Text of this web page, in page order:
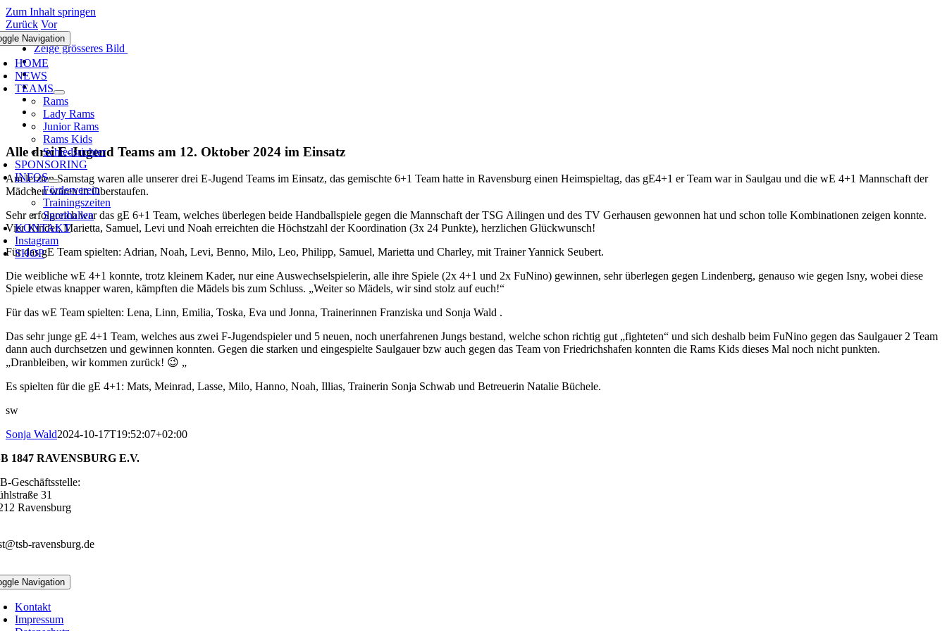
Zum Inhalt springen
Navigation
HOME
NEWS
TEAMS
Rams
Lady Rams
Junior Rams
Rams Kids
Schiedsrichter
SPONSORING
INFOS
Förderverein
Trainingszeiten
Sporthallen
KONTAKT
Instagram
SHOP
Zurück Vor
Zeige grösseres Bild
Alle drei E-Jugend Teams am 12. Oktober 2024 im Einsatz
Am letzten Samstag waren alle unserer drei E-Jugend Teams im Einsatz, das gemischte 6+1 Team hatte in Ravensburg einen Heimspieltag, das gE4+1 er Team war in Saulgau und die wE 4+1 Mannschaft der
Mädchen wären in Oberstaufen.
Sehr erfolgreich war das gE 6+1 Team, welches überlegen beide Handballspiele gegen die Mannschaft der TSG Ailingen und des TV Gerhausen gewonnen hat und schon tolle Kombinationen zeigen konnte.
Vier Kinder, Marietta, Samuel, Levi und Noah erreichten die Höchstzahl der Koordination (3x 24 Punkte), herzlichen Glückwunsch!
Für das gE Team spielten: Adrian, Noah, Levi, Benno, Milo, Leo, Philipp, Samuel, Marietta und Charley, mit Trainer Yannick Seubert.
Die weibliche wE 4+1 konnte, trotz kleinem Kader, nur eine Auswechselspielerin, alle ihre Spiele (2x 4+1 und 2x FuNino) gewinnen, sehr überlegen gegen Lindenberg, genauso wie gegen Isny, wobei diese
Spiele etwas knapper waren, kämpften die Mädels bis zum Schluss. „Weiter so Mädels, wir sind stolz auf euch!“
Für das wE Team spielten: Lena, Linn, Emilia, Toska, Eva und Jonna, Trainerinnen Franziska und Sonja Wald .
Das sehr junge gE 4+1 Team, welches aus zwei F-Jugendspieler und 5 neuen, noch unerfahrenen Jungs bestand, welche schon richtig gut „fighteten“ und sich deshalb beim FuNino gegen das Saulgauer 2 Team
dann auch durchsetzen und gewinnen konnten. Gegen die starken und eingespielte Saulgauer bzw auch gegen das Team von Friedrichshafen konnten die Rams Kids dieses Mal noch nicht punkten.
„Dranbleiben, wir kommen zurück! 😉 „
Es spielten für die gE 4+1: Mats, Meinrad, Lasse, Milo, Hanno, Noah, Illias, Trainerin Sonja Schwab und Betreuerin Natalie Büchele.
sw
Sonja Wald2024-10-17T19:52:07+02:00
1847 RAVENSBURG E.V.
Geschäftsstelle:
31
Ravensburg
ravensburg.de
Navigation
Kontakt
Impressum